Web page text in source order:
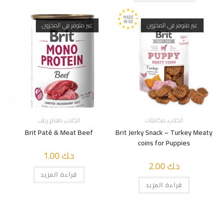
غير متوفر في المخزون
الكلاب,مكافئات
Brit Jerky Snack – Turkey Meaty
coins for Puppies
د.ك
قراءة المزيد
غير متوفر في المخزون
الكلاب,طعام رطب
Brit Paté & Meat Beef
د.ك1.00
قراءة المزيد